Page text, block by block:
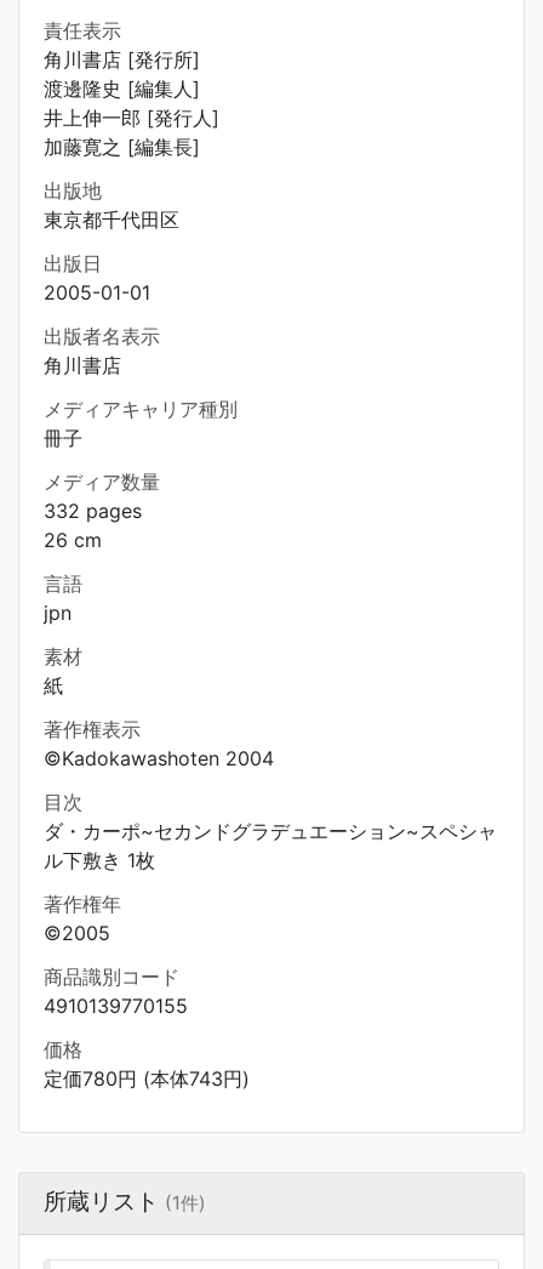
責任表示
角川書店 [発行所]
渡邊隆史 [編集人]
井上伸一郎 [発行人]
加藤寛之 [編集長]
出版地
東京都千代田区
出版日
2005-01-01
出版者名表示
角川書店
メディアキャリア種別
冊子
メディア数量
332 pages
26 cm
言語
jpn
素材
紙
著作権表示
©Kadokawashoten 2004
目次
ダ・カーポ~セカンドグラデュエーション~スペシャ
ル下敷き 1枚
著作権年
©2005
商品識別コード
4910139770155
価格
定価780円 (本体743円)
所蔵リスト (1件)